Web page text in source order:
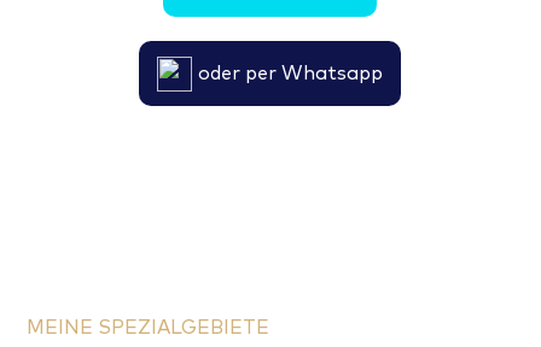
sondern echte Urlaubserlebnisse zu schaffen
abgestimmt auf deine Wünsche, deine Träume und
das, was dir wirklich gut tut – dein Urlaubsglück liegt
Ich freue mich riesig dich kennenzulernen und deine
oder per Whatsapp
MEINE SPEZIALGEBIETE